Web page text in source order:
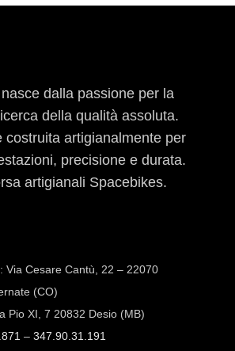
dalla passione per la
della qualità assoluta.
costruita artigianalmente per
precisione e durata.
artigianali Spacebikes.
Via Cesare Cantù, 22 – 22070
(CO)
Pio XI, 7 20832 Desio (MB)
– 347.90.31.191